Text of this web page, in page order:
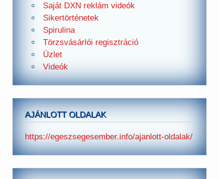
Saját DXN reklám videók
Sikertörténetek
Spirulina
Törzsvásárlói regisztráció
Üzlet
Videók
AJÁNLOTT OLDALAK
https://egeszsegesember.info/ajanlott-oldalak/